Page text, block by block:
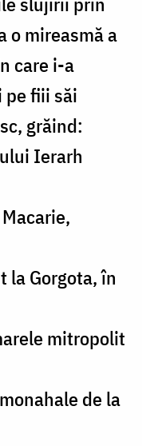
o mireasmă a
care i-a
pe fiii săi
grăind:
Ierarh
la Gorgota, în
mitropolit
de la